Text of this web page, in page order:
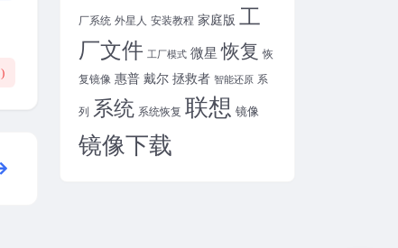
)
厂系统 外星人 安装教程 家庭版 工
厂文件 工厂模式 微星 恢复 恢
复镜像 惠普 戴尔 拯救者 智能还原 系
列 系统 系统恢复 联想 镜像
镜像下载